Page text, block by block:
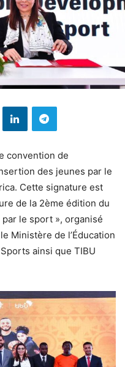
convention de
des jeunes par le
Cette signature est
de la 2ème édition du
par le sport », organisé
Ministère de l’Éducation
ainsi que TIBU